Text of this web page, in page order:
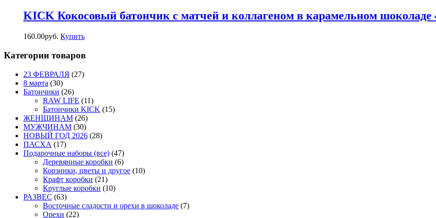
KICK Кокосовый батончик с матчей и коллагеном в карамельном шоколаде
160.00руб. Купить
Категории товаров
23 ФЕВРАЛЯ (27)
8 марта (30)
Батончики (26)
RAW LIFE (11)
Батончики KICK (15)
ЖЕНЩИНАМ (26)
МУЖЧИНАМ (30)
НОВЫЙ ГОД 2026 (28)
ПАСХА (17)
Подарочные наборы (все) (47)
Деревянные коробки (6)
Корзинки, цветы и другое (10)
Крафт коробки (21)
Круглые коробки (10)
РАЗВЕС (63)
Восточные сладости и орехи в шоколаде (7)
Орехи (22)